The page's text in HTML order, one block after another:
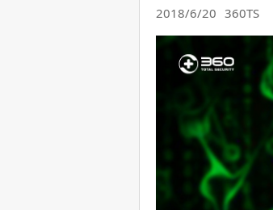
2018/6/20 360TS